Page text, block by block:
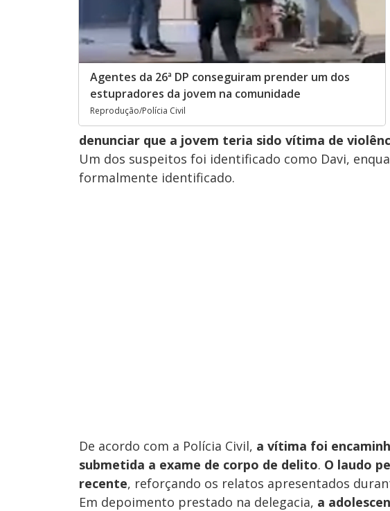
Agentes da 26ª DP conseguiram prender um dos
estupradores da jovem na comunidade
Reprodução/Polícia Civil
denunciar que a jovem teria sido vítima de
Um dos suspeitos foi identificado como Davi,
formalmente identificado.
De acordo com a Polícia Civil, a vítima foi
submetida a exame de corpo de delito. O laudo
recente, reforçando os relatos apresentados
Em depoimento prestado na delegacia, a